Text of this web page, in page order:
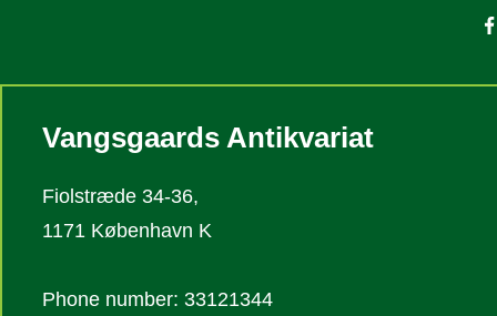
Vangsgaards Antikvariat
Fiolstræde 34-36,
1171 København K
Phone number: 33121344